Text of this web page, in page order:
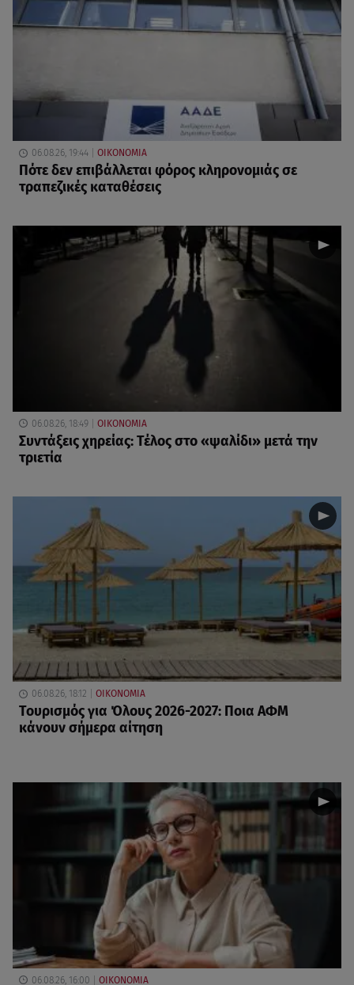
06.08.26, 19:44 ΟΙΚΟΝΟΜΙΑ
Πότε δεν επιβάλλεται φόρος κληρονομιάς σε
τραπεζικές καταθέσεις
06.08.26, 18:49 ΟΙΚΟΝΟΜΙΑ
Συντάξεις χηρείας: Τέλος στο «ψαλίδι» μετά την
τριετία
06.08.26, 18:12 ΟΙΚΟΝΟΜΙΑ
Τουρισμός για Όλους 2026-2027: Ποια ΑΦΜ
κάνουν σήμερα αίτηση
06.08.26, 16:00 ΟΙΚΟΝΟΜΙΑ